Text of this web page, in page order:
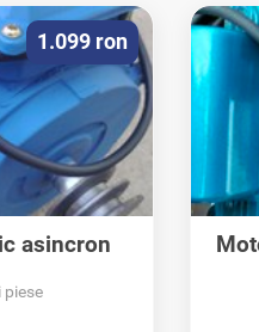
asincron
piese
1.099 ron